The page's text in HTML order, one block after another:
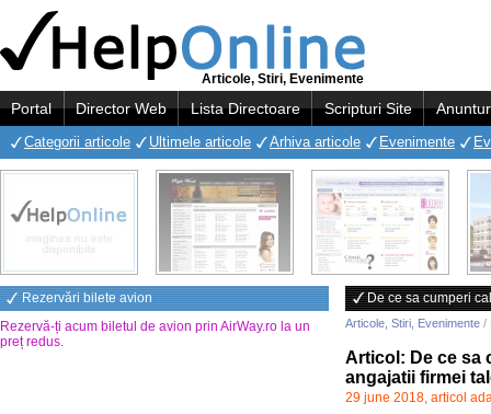
Articole, Stiri, Evenimente
Portal Director Web Lista Directoare Scripturi Site
Categorii articole Ultimele articole Arhiva articole Evenimente
Rezervări bilete avion
Rezervă-ți acum biletul de avion prin AirWay.ro la un
preț redus.
De ce sa cumperi
Articole, Stiri, Evenimente /
Articol: De ce sa
angajatii firmei
29 june 2018, articol